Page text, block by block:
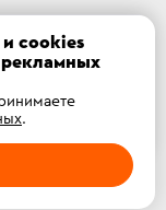
?
другой
cookies
.